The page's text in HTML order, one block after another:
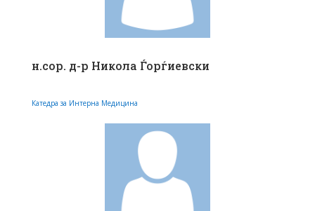
н.сор. д-р Никола Ѓорѓиевски
Катедра за Интерна Медицина